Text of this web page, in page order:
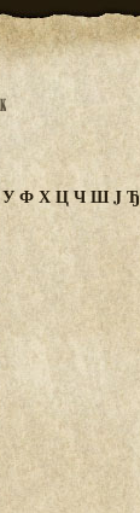
УФХЦЧШJЂ